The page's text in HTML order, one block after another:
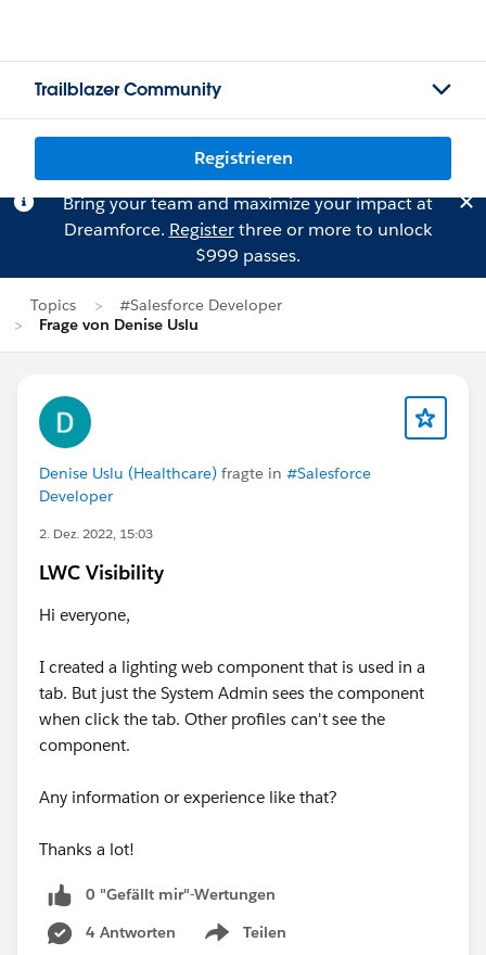
Trailblazer Community
Registrieren
Bring your team and maximize your impact at
Dreamforce. Registerthree or more to unlock
$999 passes.
Topics
#Salesforce Developer
Frage von Denise Uslu
Denise Uslu (Healthcare) fragte in #Salesforce
Developer
2. Dez. 2022, 15:03
LWC Visibility
Hi everyone,
I created a lighting web component that is used in a
tab. But just the System Admin sees the component
when click the tab. Other profiles can't see the
component.
Any information or experience like that?
Thanks a lot!
0 "Gefällt mir"-Wertungen
4 Antworten
Teilen
Show menu